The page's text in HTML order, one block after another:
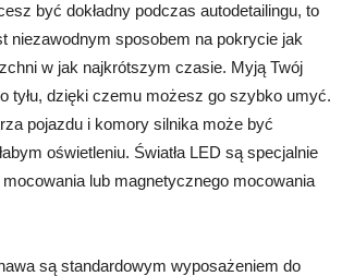
być dokładny podczas autodetailingu, to
niezawodnym sposobem na pokrycie jak
w jak najkrótszym czasie. Myją Twój
tyłu, dzięki czemu możesz go szybko umyć.
pojazdu i komory silnika może być
oświetleniu. Światła LED są specjalnie
lub magnetycznego mocowania
są standardowym wyposażeniem do